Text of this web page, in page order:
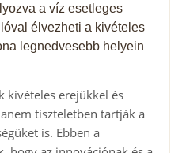
a víz esetleges
élvezheti a kivételes
legnedvesebb helyein
kivételes erejükkel és
tiszteletben tartják a
is. Ebben a